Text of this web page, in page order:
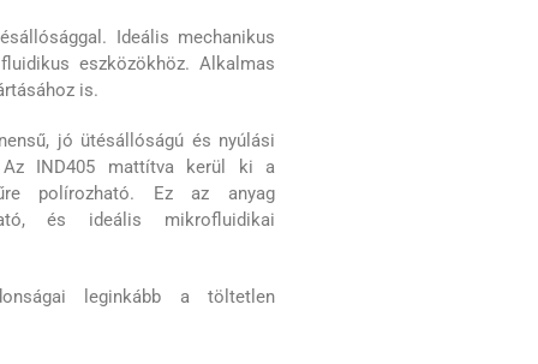
Ideális mechanikus
eszközökhöz. Alkalmas
is.
jó ütésállóságú és nyúlási
Az IND405 mattítva kerül ki a
polírozható. Ez az anyag
és ideális mikrofluidikai
leginkább a töltetlen